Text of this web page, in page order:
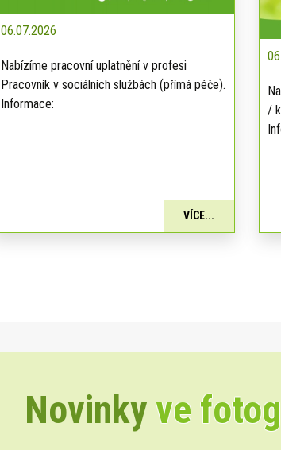
06.07.2026
Nabízíme pracovní uplatnění v profesi
Pracovník v sociálních službách (přímá péče).
Informace:
VÍCE...
/
Novinkyve